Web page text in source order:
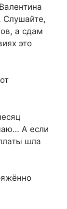
Слушайте,
а сдам
это
А если
шла